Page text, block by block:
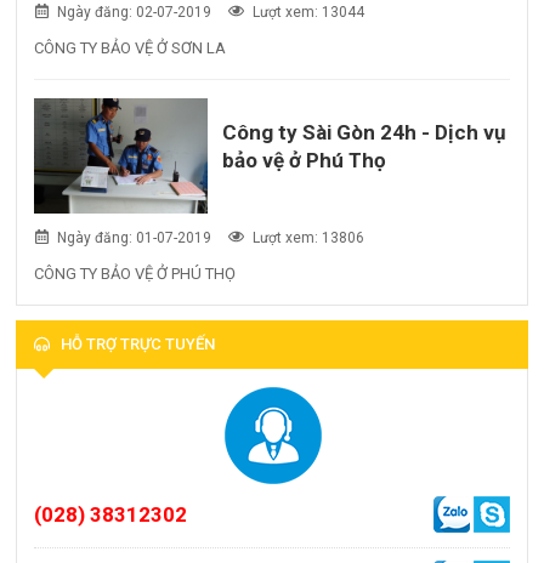
Ngày đăng: 02-07-2019 Lượt xem: 13044
CÔNG TY BẢO VỆ Ở SƠN LA
Công ty Sài Gòn 24h - Dịch vụ
bảo vệ ở Phú Thọ
Ngày đăng: 01-07-2019 Lượt xem: 13806
CÔNG TY BẢO VỆ Ở PHÚ THỌ
HỖ TRỢ TRỰC TUYẾN
(028) 38312302